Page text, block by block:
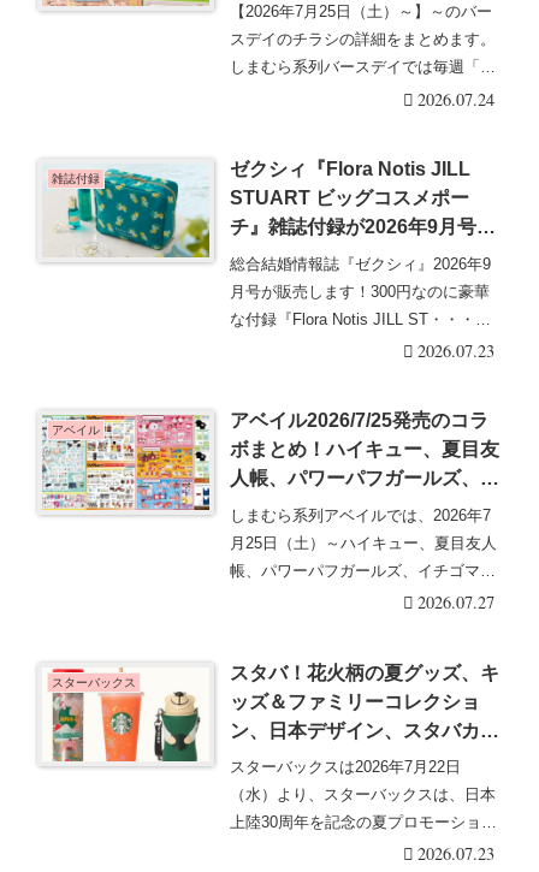
シリーズから秋の新作が発売！
【2026年7月25日（土）～】～のバー
スデイのチラシの詳細をまとめます。
しまむら系列バースデイでは毎週「水
曜日」と、「・・・続きを読む2026.07.24
雑誌付録
ゼクシィ『Flora Notis JILL
STUART ビッグコスメポー
チ』雑誌付録が2026年9月号で
7/23より新発売！オンライン通
販も！コンビニはクリアファイ
ル付き？
総合結婚情報誌『ゼクシィ』2026年9
月号が販売します！300円なのに豪華
な付録『Flora Notis JILL ST・・・続
2026.07.23
アベイル
アベイル2026/7/25発売のコラ
ボまとめ！ハイキュー、夏目友
人帳、パワーパフガールズ、イ
チゴマン、サンリオ ハローキ
ティも♡口コミ、入荷数、行
列、売り切れ、整理券は？
しまむら系列アベイルでは、2026年7
月25日（土）～ハイキュー、夏目友人
帳、パワーパフガールズ、イチゴマ
ン、サンリオ ・・・続きを読む2026.07.27
スターバックス
スタバ！花火柄の夏グッズ、キ
ッズ＆ファミリーコレクショ
ン、日本デザイン、スタバカー
ドが2026/7/22より新発売！オ
ンライン先行、種類、販売方
法、再販売は？
スターバックスは2026年7月22日
（水）より、スターバックスは、日本
上陸30周年を記念の夏プロモーション
をスタートしま・・・続きを読む
2026.07.23